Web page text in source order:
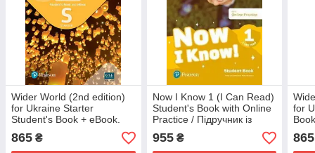
Wider World (2nd edition)
for Ukraine Starter
Student's Book + eBook.
англійської мови
865 ₴
Now I Know 1 (I Can Read)
Student's Book with Online
Practice / Підручник із
955₴
for
865